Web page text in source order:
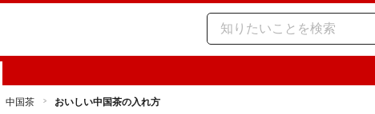
中国茶 おいしい中国茶の入れ方